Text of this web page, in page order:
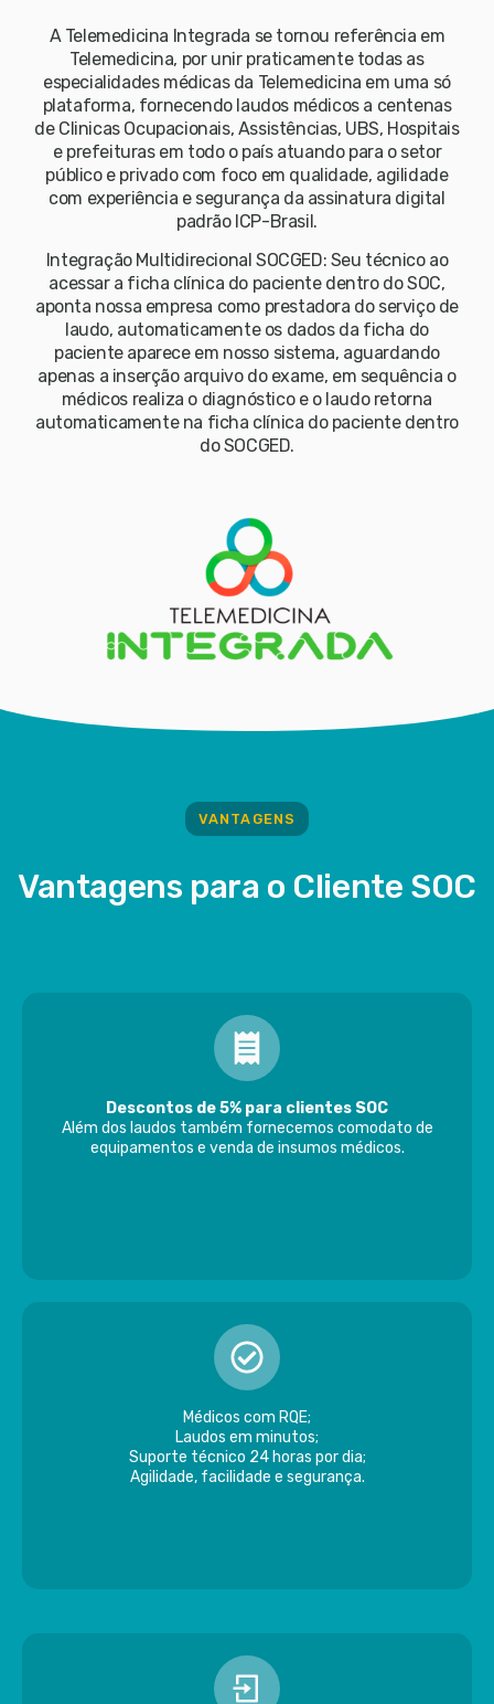
A Telemedicina Integrada se tornou referência em
Telemedicina, por unir praticamente todas as
especialidades médicas da Telemedicina em uma só
plataforma, fornecendo laudos médicos a centenas
de Clinicas Ocupacionais, Assistências, UBS, Hospitais
e prefeituras em todo o país atuando para o setor
público e privado com foco em qualidade, agilidade
com experiência e segurança da assinatura digital
padrão ICP-Brasil.
Integração Multidirecional SOCGED: Seu técnico ao
acessar a ficha clínica do paciente dentro do SOC,
aponta nossa empresa como prestadora do serviço de
laudo, automaticamente os dados da ficha do
paciente aparece em nosso sistema, aguardando
apenas a inserção arquivo do exame, em sequência o
médicos realiza o diagnóstico e o laudo retorna
automaticamente na ficha clínica do paciente dentro
do SOCGED.
VANTAGENS
Vantagens para o Cliente SOC
Descontos de 5% para clientes SOC
Além dos laudos também fornecemos comodato de
equipamentos e venda de insumos médicos.
Médicos com RQE;
Laudos em minutos;
Suporte técnico 24 horas por dia;
Agilidade, facilidade e segurança.